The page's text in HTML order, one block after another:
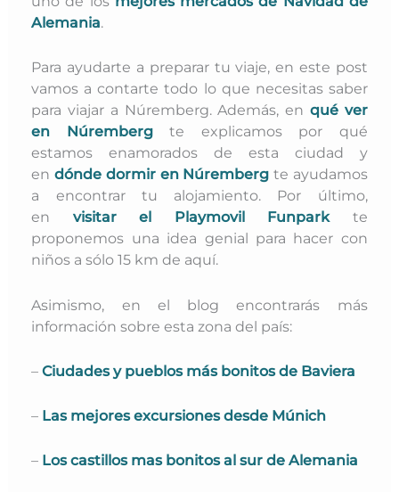
Alemania.
Para ayudarte a preparar tu viaje, en este post
vamos a contarte todo lo que necesitas saber
para viajar a Núremberg. Además, en qué ver
en Núrembergte explicamos por qué
estamos enamorados de esta ciudad y
endónde dormir en Núremberg te ayudamos
a encontrar tu alojamiento. Por último,
en visitar el Playmovil Funparkte
proponemos una idea genial para hacer con
niños a sólo 15 km de aquí.
Asimismo, en el blog encontrarás más
información sobre esta zona del país:
–Ciudades y pueblos más bonitos de Baviera
– Las mejores excursiones desde Múnich
– Los castillos mas bonitos al sur de Alemania